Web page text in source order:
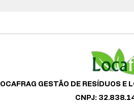
GESTÃO DE RESÍDUOS E
CNPJ: